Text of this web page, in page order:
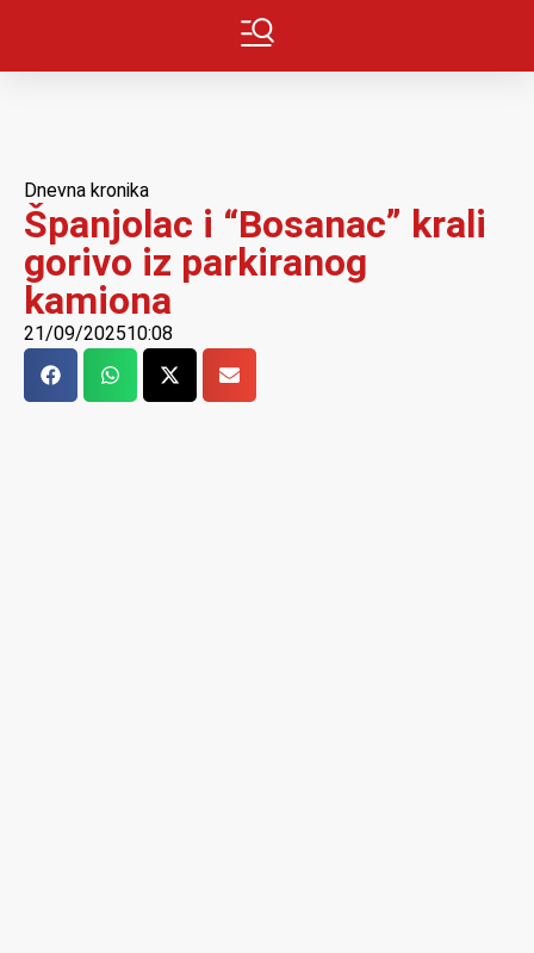
Dnevna kronika
Španjolac i “Bosanac” krali
gorivo iz parkiranog
kamiona
21/09/202510:08